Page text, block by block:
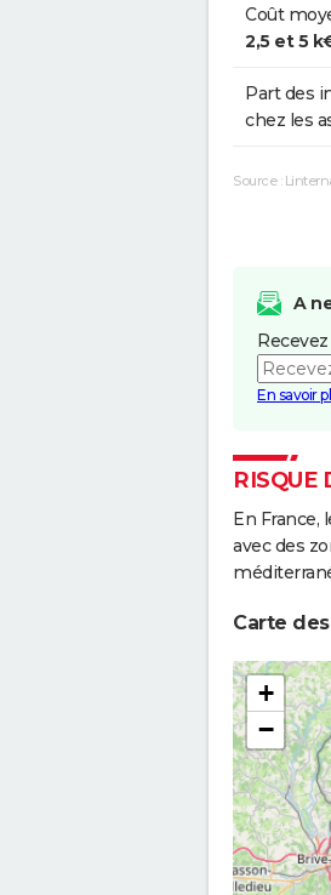
Coût
2,5 et 5
Part des
chez les
Source :
A
En savoir
RISQUE
En France,
avec des
Carte
+
−